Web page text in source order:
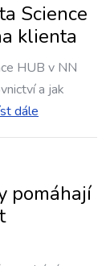
Science
klienta
HUB v NN
a jak
dále
pomáhají